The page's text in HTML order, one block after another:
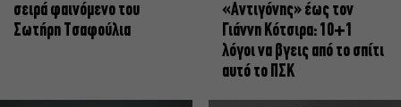
σειρά φαινόμενο του
Σωτήρη Τσαφούλια
«Αντιγόνης» έως τον
Γιάννη Κότσιρα: 10+1
λόγοι να βγεις από το σπίτι
αυτό το ΠΣΚ